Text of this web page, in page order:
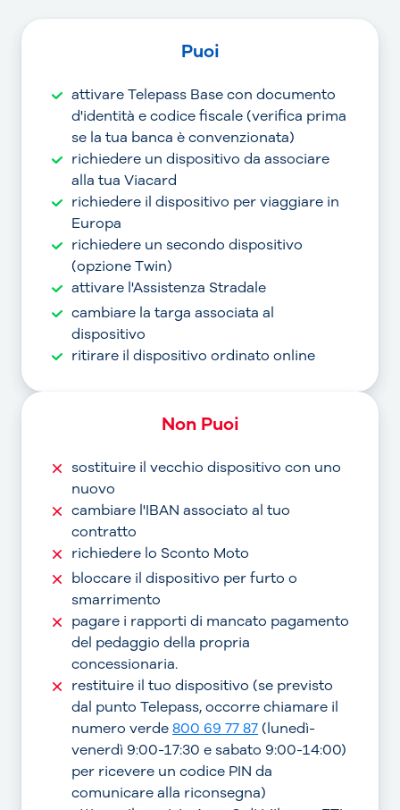
Puoi
attivare Telepass Base con documento
d'identità e codice fiscale (verifica prima
se la tua banca è convenzionata)
richiedere un dispositivo da associare
alla tua Viacard
richiedere il dispositivo per viaggiare in
Europa
richiedere un secondo dispositivo
(opzione Twin)
attivare l'Assistenza Stradale
cambiare la targa associata al
dispositivo
ritirare il dispositivo ordinato online
Non Puoi
sostituire il vecchio dispositivo con uno
nuovo
cambiare l'IBAN associato al tuo
contratto
richiedere lo Sconto Moto
bloccare il dispositivo per furto o
smarrimento
pagare i rapporti di mancato pagamento
del pedaggio della propria
concessionaria.
restituire il tuo dispositivo (se previsto
dal punto Telepass, occorre chiamare il
numero verde800 69 77 87(lunedì-
venerdì 9:00-17:30 e sabato 9:00-14:00)
per ricevere un codice PIN da
comunicare alla riconsegna)